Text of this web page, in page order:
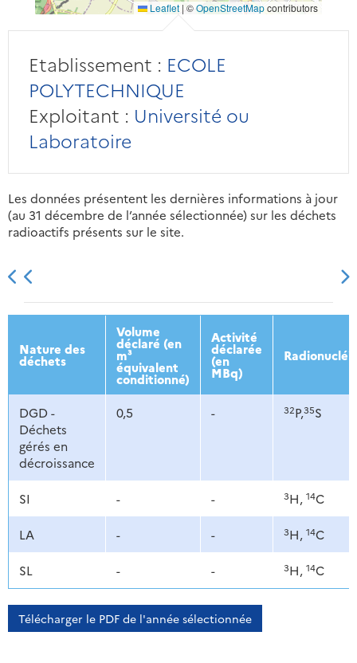
Leaflet | ©OpenStreetMapcontributors
Etablissement : ECOLE
POLYTECHNIQUE
Exploitant : Université ou
Laboratoire
Les données présentent les dernières informations à jour
(au 31 décembre de l’année sélectionnée) sur les déchets
radioactifs présents sur le site.
2013 2014 2015 2016
Nature des
déchets
Volume
déclaré (en
m³
équivalent
conditionné)
Activité
déclarée
(en
MBq)
DGD -
Déchets
gérés en
décroissance
0,5 - 32P,35S
SI - - 3H, 14C
LA - - 3H, 14C
SL - - 3H, 14C
Télécharger le PDF de l'année sélectionnée